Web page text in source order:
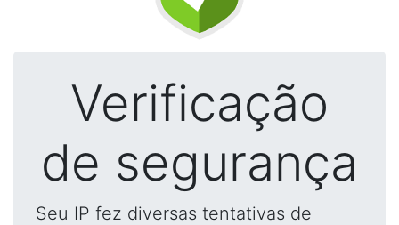
Verificação
de segurança
Seu IP fez diversas tentativas de